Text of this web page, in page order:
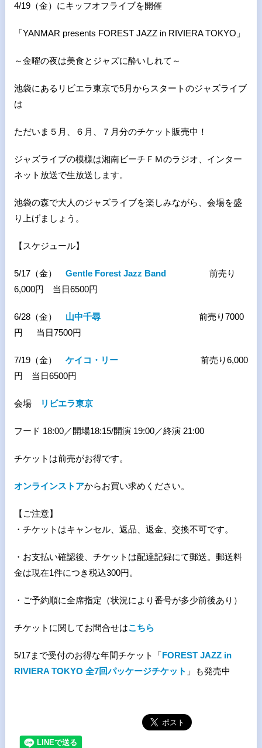
4/19（金）にキッフオフライブを開催
「YANMAR presents FOREST JAZZ in RIVIERA TOKYO」
～金曜の夜は美食とジャズに酔いしれて～
池袋にあるリビエラ東京で5月からスタートのジャズライブ
は
ただいま５月、６月、７月分のチケット販売中！
ジャズライブの模様は湘南ビーチＦＭのラジオ、インター
ネット放送で生放送します。
池袋の森で大人のジャズライブを楽しみながら、会場を盛
り上げましょう。
【スケジュール】
5/17（金） Gentle Forest Jazz Band
前売り
6,000円 当日6500円
6/28（金） 山中千尋前売り7000
円 当日7500円
7/19（金） ケイコ・リー
前売り6,000
円 当日6500円
会場 リビエラ東京
フード 18:00／開場18:15/開演 19:00／終演 21:00
チケットは前売がお得です。
オンラインストアからお買い求めください。
【ご注意】
・チケットはキャンセル、返品、返金、交換不可です。
・お支払い確認後、チケットは配達記録にて郵送。郵送料
金は現在1件につき税込300円。
・ご予約順に全席指定（状況により番号が多少前後あり）
チケットに関してお問合せはこちら
5/17まで受付のお得な年間チケット「FOREST JAZZ in
RIVIERA TOKYO 全7回パッケージチケット 」も発売中